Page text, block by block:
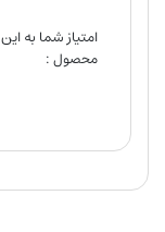
امتیاز شما به این
محصول :